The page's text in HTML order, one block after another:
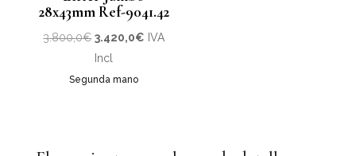
28x43mm Ref-9041.42
3.800,0€ El
precio
original
3.420,0€ ElIVA
Incl
Segunda mano